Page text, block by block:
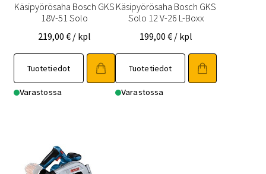
Käsipyörösaha Bosch GKS
18V-51 Solo
219,00 € / kpl
Tuotetiedot
Varastossa
Käsipyörösaha Bosch GKS
Solo 12 V-26 L-Boxx
199,00€ / kpl
Tuotetiedot
Varastossa